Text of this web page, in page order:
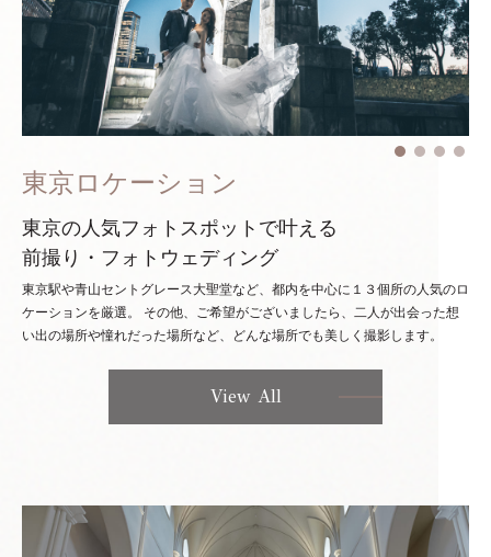
東京ロケーション
東京の人気フォトスポットで叶える
前撮り・フォトウェディング
東京駅や青山セントグレース大聖堂など、都内を中心に１３個所の人気のロ
ケーションを厳選。 その他、ご希望がございましたら、二人が出会った想
い出の場所や憧れだった場所など、どんな場所でも美しく撮影します。
View All